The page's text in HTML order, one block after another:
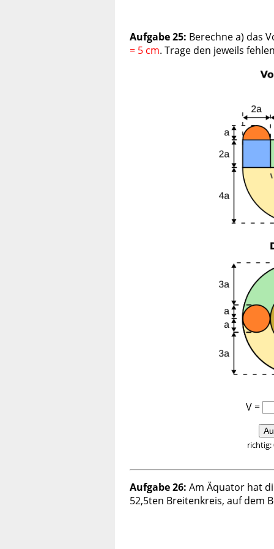
Aufgabe 25: Berechne a) das
= 5 cm. Trage den jeweils
V =
richtig:
Aufgabe 26: Am Äquator hat
52,5ten Breitenkreis, auf dem